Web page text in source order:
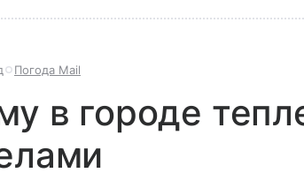
Погода Mail
в городе